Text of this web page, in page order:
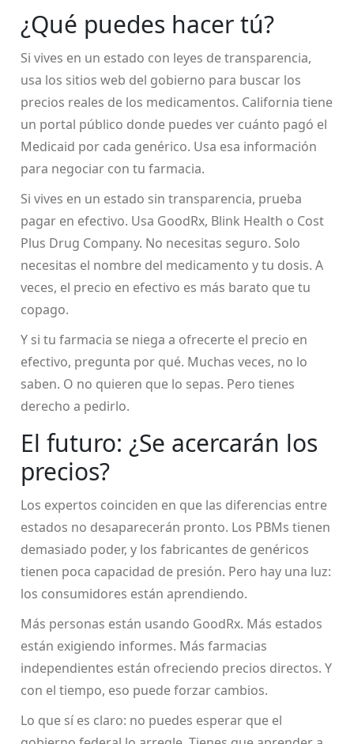
¿Qué puedes hacer tú?
Si vives en un estado con leyes de transparencia,
usa los sitios web del gobierno para buscar los
precios reales de los medicamentos. California tiene
un portal público donde puedes ver cuánto pagó el
Medicaid por cada genérico. Usa esa información
para negociar con tu farmacia.
Si vives en un estado sin transparencia, prueba
pagar en efectivo. Usa GoodRx, Blink Health o Cost
Plus Drug Company. No necesitas seguro. Solo
necesitas el nombre del medicamento y tu dosis. A
veces, el precio en efectivo es más barato que tu
copago.
Y si tu farmacia se niega a ofrecerte el precio en
efectivo, pregunta por qué. Muchas veces, no lo
saben. O no quieren que lo sepas. Pero tienes
derecho a pedirlo.
El futuro: ¿Se acercarán los
precios?
Los expertos coinciden en que las diferencias entre
estados no desaparecerán pronto. Los PBMs tienen
demasiado poder, y los fabricantes de genéricos
tienen poca capacidad de presión. Pero hay una luz:
los consumidores están aprendiendo.
Más personas están usando GoodRx. Más estados
están exigiendo informes. Más farmacias
independientes están ofreciendo precios directos. Y
con el tiempo, eso puede forzar cambios.
Lo que sí es claro: no puedes esperar que el